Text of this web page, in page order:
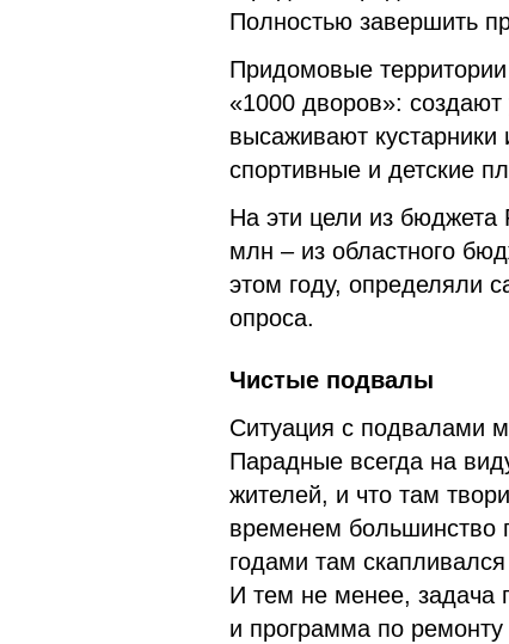
Полностью завершить
Придомовые
«1000 дворов»:
высаживают
спортивные и детские
На эти цели из
млн – из областного
этом году, определяли
опроса.
Чистые подвалы
Ситуация с подвалами
Парадные всегда на
жителей, и что там
временем большинство
годами там
И тем не менее, задача
и программа по